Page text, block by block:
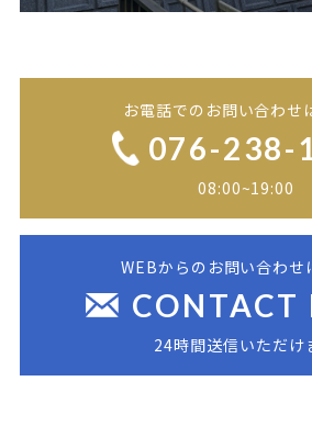
お電話でのお問い合わせ
076-238-
08:00~19:00
WEBからのお問い合わせ
CONTACT
24時間送信いただけ